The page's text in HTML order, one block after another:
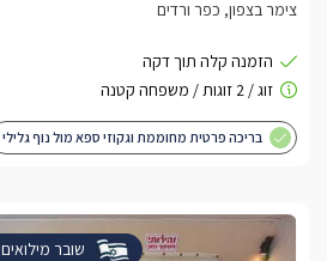
צימר בצפון, כפר ורדים
בריכה פרטית מחוממת וגקוזי ספא מול נוף גלילי
שובר מילואים